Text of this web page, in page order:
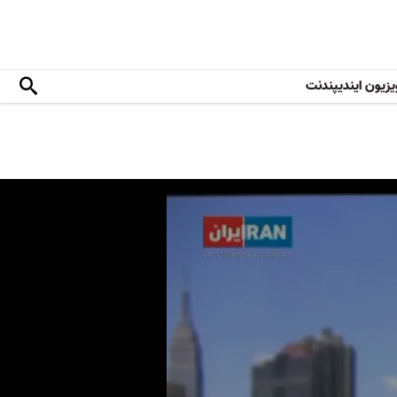
ایندیپندنت